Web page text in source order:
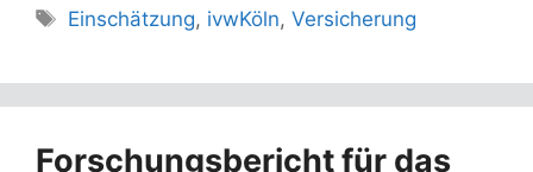
Schlagwörter
Einschätzung, ivwKöln,Versicherung
Forschungsbericht für das